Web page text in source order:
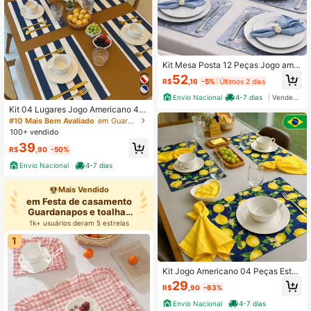
Kit 04 Lugares Jogo Americano 45
cm x 30cm Estampado Listrado
#10 Mais Bem Avaliado
em Guardanapos e toalhas de mão decorativas para c
100+ vendido
R$39,90 -50%
Envio Nacional
4-7 dias
Mais Vendido
em Festa de casamento
Guardanapos e toalhas
de mão
1k+ usuários deram 5 estrelas
1
Kit Mesa Posta 12 Peças Jogo amer
icano, Guardanapo e Anel de Guard
anapo Azul Flores
R$52,16 -5% Últimos 2 dias
Envio Nacional
4-7 dias
Kit Jogo Americano 04 Peças Esta
mpado Limão Siciliano 45cm x 30c
m (2 lugares) Decoração Mesa Post
a e Casa
R$29 ,90 -63%
Envio Nacional
4-7 dias